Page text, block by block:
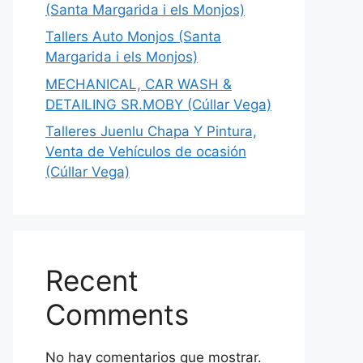
(Santa Margarida i els Monjos)
Tallers Auto Monjos (Santa
Margarida i els Monjos)
MECHANICAL, CAR WASH &
DETAILING SR.MOBY (Cúllar Vega)
Talleres Juenlu Chapa Y Pintura,
Venta de Vehículos de ocasión
(Cúllar Vega)
Recent
Comments
No hay comentarios que mostrar.